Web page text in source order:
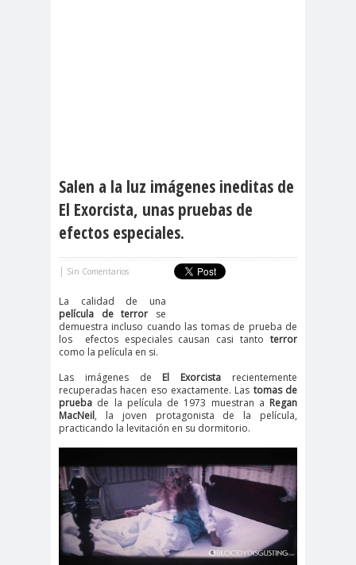
Salen a la luz imágenes ineditas de
El Exorcista, unas pruebas de
efectos especiales.
| Sin Comentarios
La calidad de una
película de terror se
demuestra incluso cuando las tomas de prueba de
los efectos especiales causan casi tanto terror
como la película en si.
Las imágenes de El Exorcista recientemente
recuperadas hacen eso exactamente. Las tomas de
prueba de la película de 1973 muestran a Regan
MacNeil, la joven protagonista de la película,
practicando la levitación en su dormitorio.